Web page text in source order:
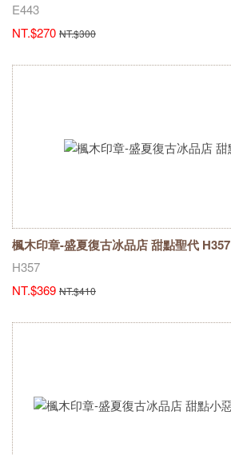
E443
NT.$270 NT.$300
楓木印章-盛夏復古冰品店 甜點聖代 H357
H357
NT.$369 NT.$410